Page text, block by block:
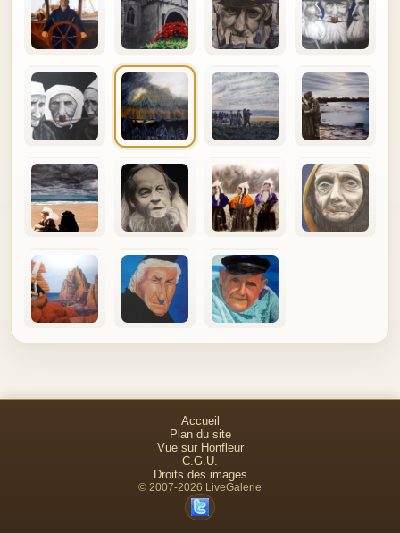
Accueil
Plan du site
Vue sur Honfleur
C.G.U.
Droits des images
© 2007-2026 LiveGalerie